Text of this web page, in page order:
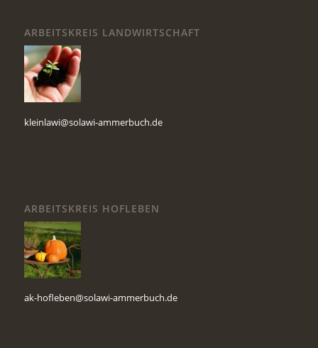
ARBEITSKREIS LANDWIRTSCHAFT
kleinlawi@solawi-ammerbuch.de
ARBEITSKREIS HOFLEBEN
ak-hofleben@solawi-ammerbuch.de